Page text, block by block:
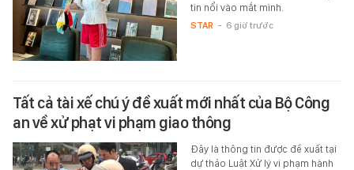
tin nổi vào mắt mình.
STAR - 6 giờ trước
Tất cả tài xế chú ý đề xuất mới nhất của Bộ Công
an về xử phạt vi phạm giao thông
Đây là thông tin được đề xuất tại
dự thảo Luật Xử lý vi phạm hành